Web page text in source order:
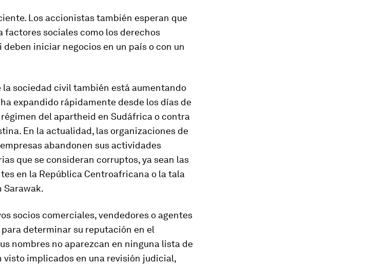
Los accionistas también esperan que
factores sociales como los derechos
iniciar negocios en un país o con un
sociedad civil también está aumentando
expandido rápidamente desde los días de
del apartheid en Sudáfrica o contra
En la actualidad, las organizaciones de
abandonen sus actividades
que se consideran corruptos, ya sean las
en la República Centroafricana o la tala
Sarawak.
socios comerciales, vendedores o agentes
determinar su reputación en el
nombres no aparezcan en ninguna lista de
visto implicados en una revisión judicial,